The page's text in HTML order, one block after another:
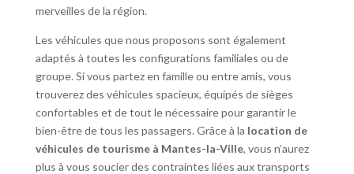
merveilles de la région.
Les véhicules que nous proposons sont également
adaptés à toutes les configurations familiales ou de
groupe. Si vous partez en famille ou entre amis, vous
trouverez des véhicules spacieux, équipés de sièges
confortables et de tout le nécessaire pour garantir le
bien-être de tous les passagers. Grâce à la location de
véhicules de tourisme à Mantes-la-Ville, vous n’aurez
plus à vous soucier des contraintes liées aux transports